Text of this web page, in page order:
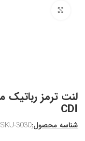
CDI
شناسه محصول:SKU-3030